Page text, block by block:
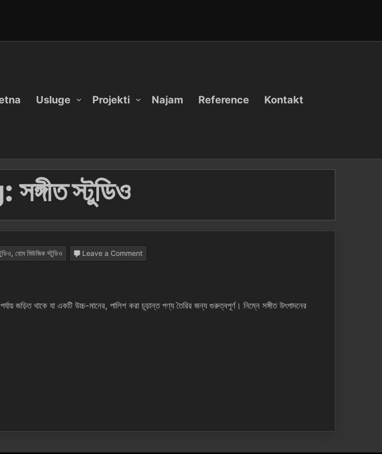
Usluge Projekti Najam Reference Kontakt
সঙ্গীত স্টুডিও
, হোম মিউজিক স্টুডিও Leave a Commenton
পর্যায়
জড়িত থাকে যা একটি উচ্চ-মানের, পালিশ করা চূড়ান্ত পণ্য তৈরির জন্য গুরুত্বপূর্ণ। নিম্নে সঙ্গীত উৎপাদনের